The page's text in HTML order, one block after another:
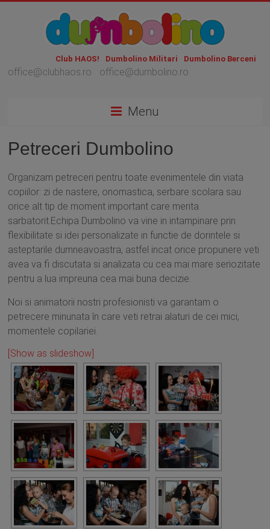
Dumbolino Berceni
Dumbolino Militari
Club HAOS!
office@clubhaos.ro office@dumbolino.ro
Menu
Petreceri Dumbolino
Organizam petreceri pentru toate evenimentele din viata
copiilor: zi de nastere, onomastica, serbare scolara sau
orice alt tip de moment important care merita
sarbatorit.Echipa Dumbolino va vine in intampinare prin
flexibilitate si idei personalizate in functie de dorintele si
asteptarile dumneavoastra, astfel incat orice propunere veti
avea va fi discutata si analizata cu cea mai mare seriozitate
pentru a lua impreuna cea mai buna decizie.
Noi si animatorii nostri profesionisti va garantam o
petrecere minunata în care veti retrai alaturi de cei mici,
momentele copilariei.
[Show as slideshow]